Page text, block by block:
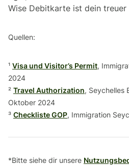
Wise Debitkarte ist dein treuer
Quellen:
¹ Visa und Visitor’s Permit,
2024
² Travel Authorization, Seychelles
Oktober 2024
³ Checkliste GOP, Immigration
*Bitte siehe dir unsere